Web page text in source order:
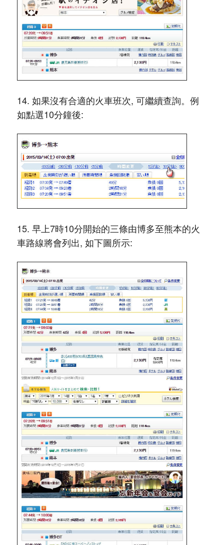
14. 如果沒有合適的火車班次, 可繼續查詢。例
如點選10分鐘後:
15. 早上7時10分開始的三條由博多至熊本的火
車路線將會列出, 如下圖所示: